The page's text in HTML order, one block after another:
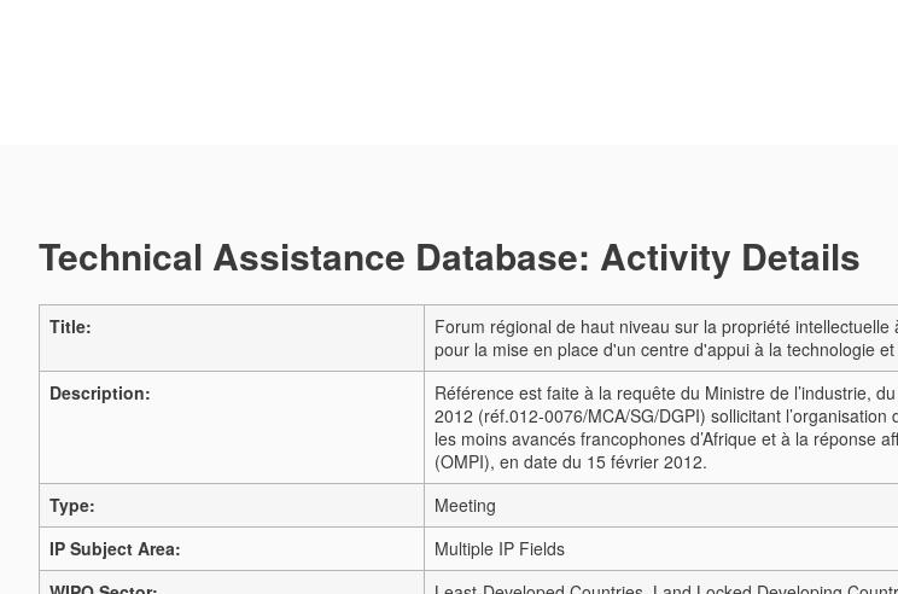
Technical Assistance Database: Activity Details
Title:
Forum régional de haut niveau sur la propriété
pour la mise en place d'un centre d'appui à la technologie
Description:
Référence est faite à la requête du Ministre de l’industrie,
2012 (réf.012-0076/MCA/SG/DGPI) sollicitant
les moins avancés francophones d’Afrique et à la réponse
(OMPI), en date du 15 février 2012.
Type:
Meeting
IP Subject Area:
Multiple IP Fields